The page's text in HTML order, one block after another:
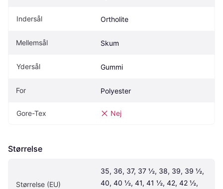
Indersål Ortholite
Mellemsål Skum
Ydersål Gummi
For Polyester
Gore-Tex Nej
Størrelse
Størrelse (EU)
35, 36, 37, 37 ½, 38, 39, 39 ½,
40, 40 ½, 41, 41 ½, 42, 42 ½,